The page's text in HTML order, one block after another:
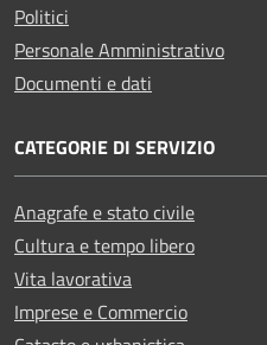
Politici
Personale Amministrativo
Documenti e dati
CATEGORIE DI SERVIZIO
Anagrafe e stato civile
Cultura e tempo libero
Vita lavorativa
Imprese e Commercio